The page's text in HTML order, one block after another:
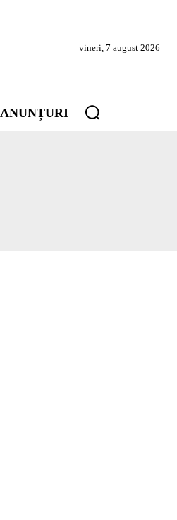
vineri, 7 august 2026
ANUNȚURI